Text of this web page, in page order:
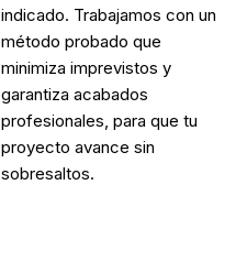
indicado. Trabajamos con un
método probado que
minimiza imprevistos y
garantiza acabados
profesionales, para que tu
proyecto avance sin
sobresaltos.